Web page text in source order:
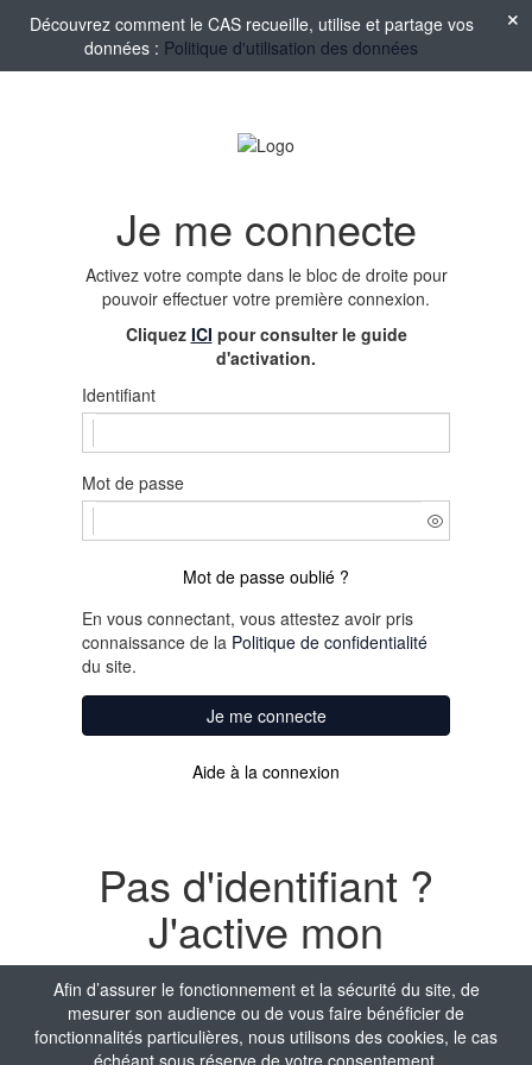
Afin d’assurer le fonctionnement et la sécurité du site, de
mesurer son audience ou de vous faire bénéficier de
fonctionnalités particulières, nous utilisons des cookies, le cas
échéant sous réserve de votre consentement.
Découvrez comment le CAS recueille, utilise et partage vos
données : Politique d'utilisation des données
Je me connecte
Activez votre compte dans le bloc de droite pour
pouvoir effectuer votre première connexion.
Cliquez ICI pour consulter le guide
d'activation.
Identifiant
Mot de passe
Mot de passe oublié ?
En vous connectant, vous attestez avoir pris
connaissance de la Politique de confidentialité
du site.
Je me connecte
Aide à la connexion
Pas d'identifiant ?
J'active mon
compte
Nom